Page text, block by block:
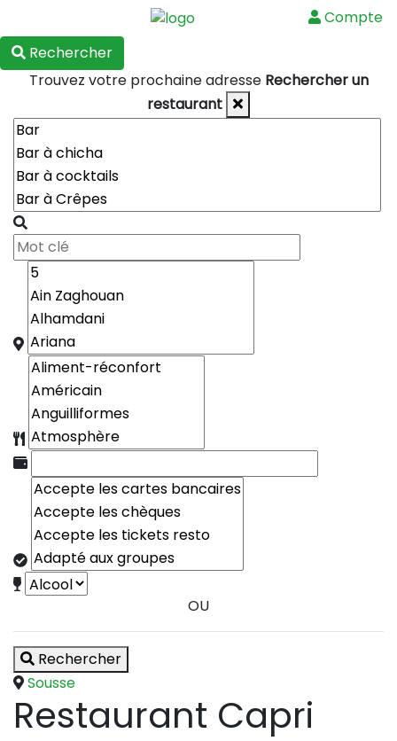
Compte
Rechercher
Trouvez votre prochaine adresse Rechercher un
restaurant
OU
Rechercher
Sousse
Restaurant Capri